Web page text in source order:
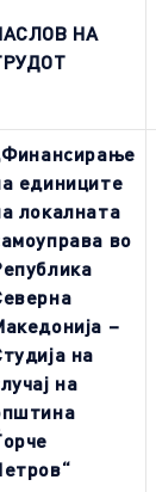
НА
Финансирање
единиците
локалната
во
–
на
на
“